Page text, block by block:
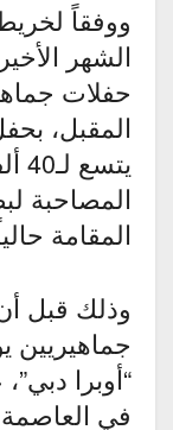
ووفقاً
الشهر
المصاحبة
المقامة
وذلك قبل
“أوبرا
في العاصمة